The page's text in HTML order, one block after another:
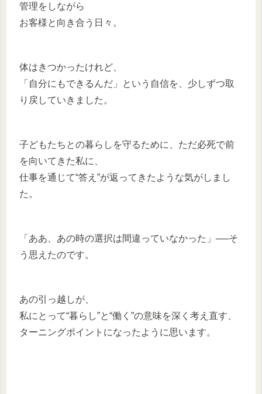
管理をしながら
お客様と向き合う日々。
体はきつかったけれど、
「自分にもできるんだ」という自信を、少しずつ取
り戻していきました。
子どもたちとの暮らしを守るために、ただ必死で前
を向いてきた私に、
仕事を通じて“答え”が返ってきたような気がしまし
た。
「ああ、あの時の選択は間違っていなかった」──そ
う思えたのです。
あの引っ越しが、
私にとって“暮らし”と“働く”の意味を深く考え直す、
ターニングポイントになったように思います。